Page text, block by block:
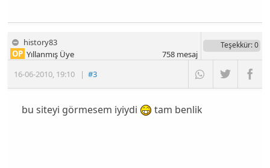
history83
16-06-2010, 19:10 |#3
OP Yıllanmış Üye
Teşekkür: 0
758mesaj
bu siteyi görmesem iyiydi tam benlik